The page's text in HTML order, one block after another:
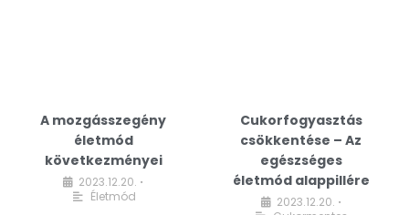
A mozgásszegény
életmód
következményei
2023.12.20. •
Életmód
Cukorfogyasztás
csökkentése – Az
egészséges
életmód alappillére
2023.12.20. •